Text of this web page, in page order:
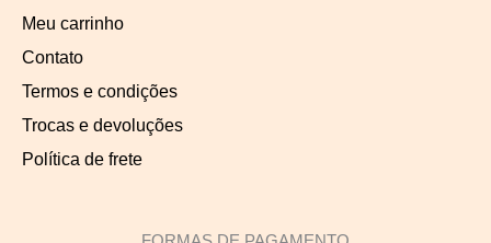
Meu carrinho
Contato
Termos e condições
Trocas e devoluções
Política de frete